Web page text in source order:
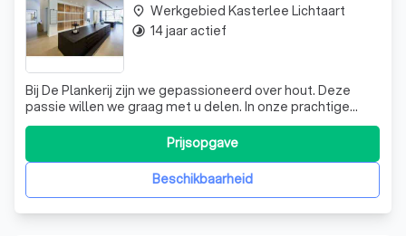
Bij De Plankerij zijn we gepassioneerd over hout. Deze
passie willen we graag met u delen. In onze prachtige
showroom, gelegen in het pittoreske Heultje, kunt u
terecht voor persoonlijk en vrijblijvend advies over onze
eiken parketvloeren, houten binnendeuren en eiken
trapafwerkingen. Of u nu al pre
Beschikbaarheid
Prijsopgave
place Werkgebied Kasterlee Lichtaart
timelapse 14 jaar actief